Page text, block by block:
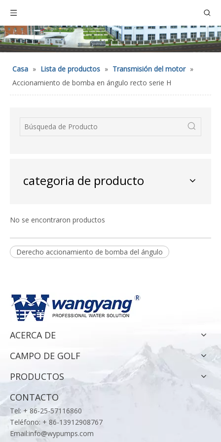
Casa » Lista de productos » Transmisión del motor »
Accionamiento de bomba en ángulo recto serie H
categoria de producto
No se encontraron productos
Derecho accionamiento de bomba del ángulo
ACERCA DE
CAMPO DE GOLF
PRODUCTOS
CONTACTO
Tel: + 86-25-57116860
Teléfono: + 86-13912908767
Email:info@wypumps.com